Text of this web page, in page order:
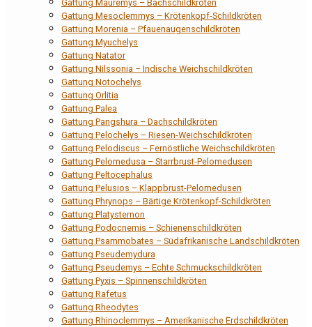
Gattung Mauremys – Bachschildkröten
Gattung Mesoclemmys – Krötenkopf-Schildkröten
Gattung Morenia – Pfauenaugenschildkröten
Gattung Myuchelys
Gattung Natator
Gattung Nilssonia – Indische Weichschildkröten
Gattung Notochelys
Gattung Orlitia
Gattung Palea
Gattung Pangshura – Dachschildkröten
Gattung Pelochelys – Riesen-Weichschildkröten
Gattung Pelodiscus – Fernöstliche Weichschildkröten
Gattung Pelomedusa – Starrbrust-Pelomedusen
Gattung Peltocephalus
Gattung Pelusios – Klappbrust-Pelomedusen
Gattung Phrynops – Bärtige Krötenkopf-Schildkröten
Gattung Platysternon
Gattung Podocnemis – Schienenschildkröten
Gattung Psammobates – Südafrikanische Landschildkröten
Gattung Pseudemydura
Gattung Pseudemys – Echte Schmuckschildkröten
Gattung Pyxis – Spinnenschildkröten
Gattung Rafetus
Gattung Rheodytes
Gattung Rhinoclemmys – Amerikanische Erdschildkröten